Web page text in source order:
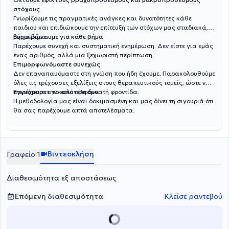
στόχους
Γνωρίζουμε τις πραγματικές ανάγκες και δυνατότητες κάθε
παιδιού και επιδιώκουμε την επίτευξη των στόχων μας σταδιακά,
βήμα-βήμα.
Ενημερώνουμε για κάθε βήμα
Παρέχουμε συνεχή και συστηματική ενημέρωση. Δεν είστε για εμάς
ένας αριθμός, αλλά μια ξεχωριστή περίπτωση.
Επιμορφωνόμαστε συνεχώς
Δεν επαναπαυόμαστε στη γνώση που ήδη έχουμε. Παρακολουθούμε
όλες τις τρέχουσες εξελίξεις στους θεραπευτικούς τομείς, ώστε να
παρέχουμε την καλύτερη δυνατή φροντίδα.
Εγγυόμαστε το αποτέλεσμα
Η μεθοδολογία μας είναι δοκιμασμένη και μας δίνει τη σιγουριά ότι
θα σας παρέχουμε απτά αποτελέσματα.
Γραφείο 1 Βιντεοκλήση
Διαθεσιμότητα εξ αποστάσεως
Επόμενη διαθεσιμότητα
Κλείσε ραντεβού